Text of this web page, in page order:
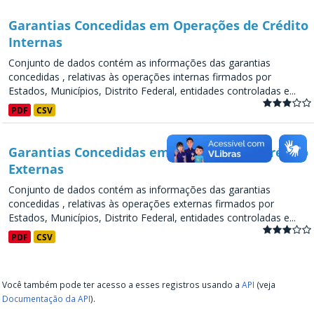
Garantias Concedidas em Operações de Crédito
Internas
Conjunto de dados contém as informações das garantias
concedidas , relativas às operações internas firmados por
Estados, Municípios, Distrito Federal, entidades controladas e...
PDF CSV
Garantias Concedidas em Operações de Crédito
Externas
Conjunto de dados contém as informações das garantias
concedidas , relativas às operações externas firmados por
Estados, Municípios, Distrito Federal, entidades controladas e...
PDF CSV
Você também pode ter acesso a esses registros usando a API (veja
Documentação da API).